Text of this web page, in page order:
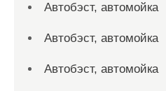
Автобэст, автомойка
Автобэст, автомойка
Автобэст, автомойка